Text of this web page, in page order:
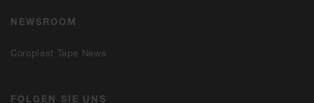
NEWSROOM
Coroplast Tape News
FOLGEN SIE UNS